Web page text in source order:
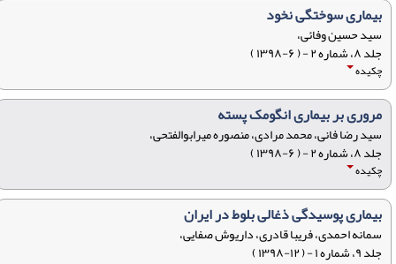
بیماری سوختگی نخود
سید حسین وفائی،
جلد ۸، شماره ۲ - ( ۶-۱۳۹۸ )
چکیده
مروری بر بیماری انگومک پسته
سید رضا فانی، محمد مرادی، منصوره میرابوالفتحی،
جلد ۸، شماره ۲ - ( ۶-۱۳۹۸ )
چکیده
بیماری پوسیدگی ذغالی بلوط در ایران
سمانه احمدی، فریبا قادری، داریوش صفایی،
جلد ۹، شماره ۱ - ( ۱۲-۱۳۹۸ )